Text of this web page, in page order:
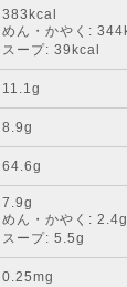
383kcal
めん・かやく:
スープ: 39kcal
11.1g
8.9g
64.6g
7.9g
めん・かやく: 2.4g
スープ: 5.5g
0.25mg